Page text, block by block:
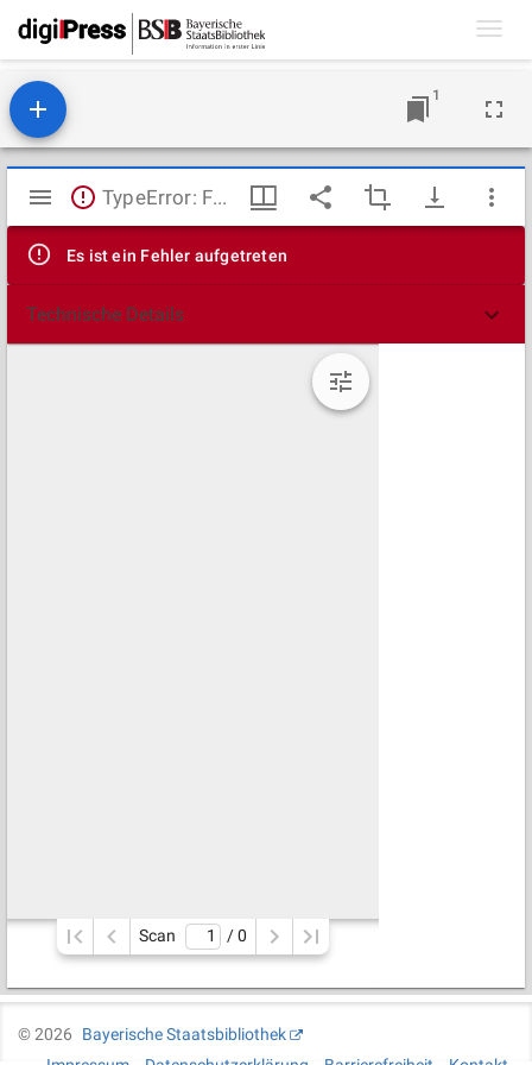
1
Mirador
Viewer
TypeError: Failed to fetch
Es ist ein Fehler aufgetreten
Technische Details
Scan / 0
©2026
Bayerische Staatsbibliothek